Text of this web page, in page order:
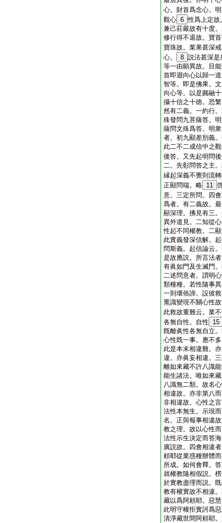
心。財首爲念心。
觀心 6 性爲上定故
兼己莊嚴故有十度
修行得不退故。寶
寶珠故。業果甚深
心。
8 説法甚深是
等一由願異故。目
首即迴向心以歸一
智等。即是佛果。
向心等。以是圓融
攝十信之十徳。恐
然有二義。一約行
殊發問九菩薩答。
薩問文殊爲答。明
者。初九顯差別義
此二不二成信中之
後答。又先起明問
二。先彰問答之主
縁起深義不覺則流
正顯問端。略 11
意。三定所問。四
爲者。有二義故。
顯深理。拂見有三
異外道見。二知從
性起不同權教。二
此實義發深信解。
問斯義。起信論云
是故應説。所言法
有眞如門及生滅門
二述問意者。謂明
類種種。若性隨事
一則壞俗諦。設彼
熏識變現不關心性
此救故重難云。業
各無自性。自性
15
既離眞性各無自立
心性既一事。應不
此是本末相違難。
違。亦眞妄相違。
離如來藏不許八識
能生諸法。唯如來
八識無二類。故名
相違故。亦非第八
非相違故。心性之
法性本無生。示現
名。正與報事相違
教之理。故以心性
法性示生決定而答
廣説故。四會相違
頼耶從業惑種辦體
所成。如何會釋。
就權教隨相假説。
於實教盡理而説。
教有權實故不相違
藏以爲阿頼耶。惡
此明守權拒實訶爲
清淨藏世間阿頼耶